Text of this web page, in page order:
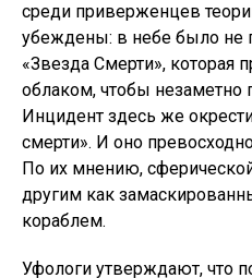
среди приверженцев
убеждены: в небе было не
«Звезда Смерти», которая
облаком, чтобы
Инцидент здесь же
смерти». И оно
По их мнению,
другим как
кораблем.
Уфологи утверждают, что